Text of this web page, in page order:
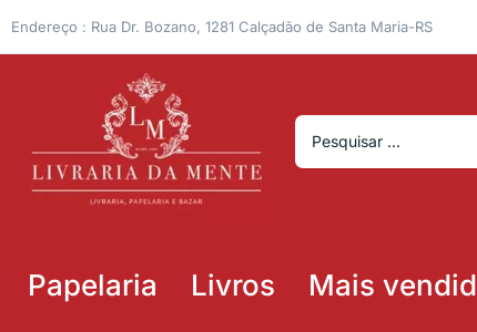
Endereço : Rua Dr. Bozano, 1281 Calçadão de Santa Maria-RS
Papelaria Livros Mais